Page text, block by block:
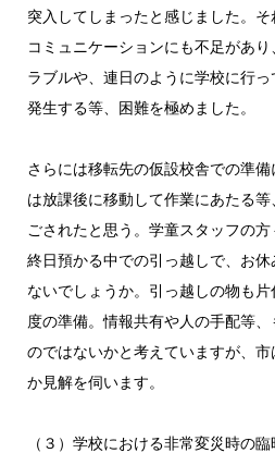
突入してしまったと感じました。
コミュニケーションにも不足があ
ラブルや、連日のように学校に行
発生する等、困難を極めました。
さらには移転先の仮設校舎での準
は放課後に移動して作業にあたる
ごされたと思う。学童スタッフの
終日預かる中での引っ越しで、お
ないでしょうか。引っ越しの物も
度の準備。情報共有や人の手配等
のではないかと考えていますが、
か見解を伺います。
（３）学校における非常変災時の